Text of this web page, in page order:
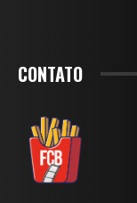
CONTATO